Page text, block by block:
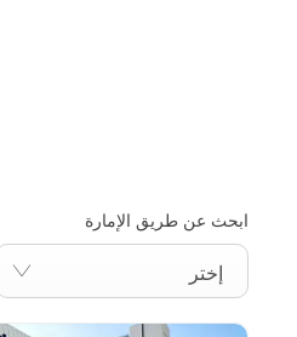
ابحث عن طريق الإمارة
إختر